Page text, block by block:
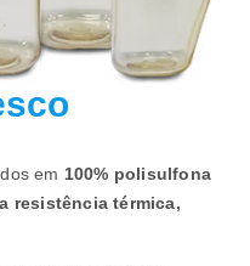
em 100% polisulfona
resistência térmica,